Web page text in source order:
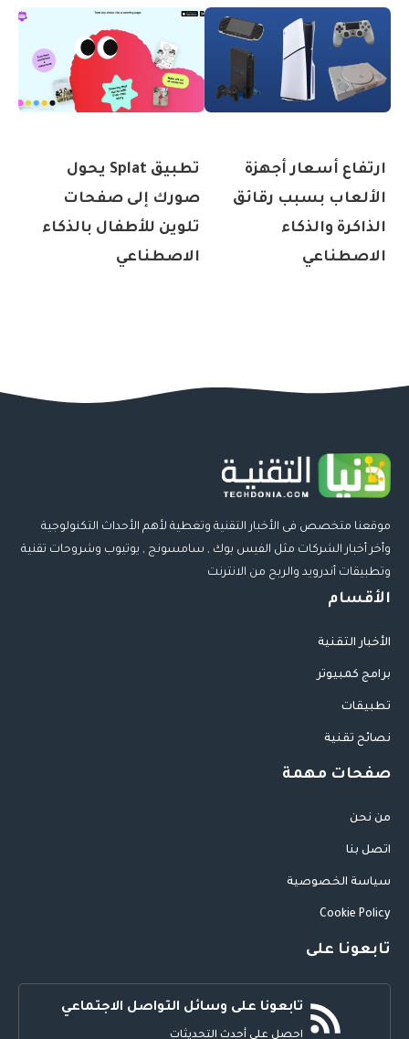
ارتفاع أسعار أجهزة
الألعاب بسبب رقائق
الذاكرة والذكاء
الاصطناعي
تطبيق Splat يحول
صورك إلى صفحات
تلوين للأطفال بالذكاء
الاصطناعي
موقعنا متخصص فى الأخبار التقنية وتغطية لأهم الأحداث التكنولوجية
وأخر أخبار الشركات مثل الفيس بوك , سامسونج , يوتيوب وشروحات تقنية
وتطبيقات أندرويد والربح من الانترنت
الأقسام
الأخبار التقنية
برامج كمبيوتر
تطبيقات
نصائح تقنية
صفحات مهمة
من نحن
اتصل بنا
سياسة الخصوصية
Cookie Policy
تابعونا على
تابعونا على وسائل التواصل الاجتماعي
احصل على أحدث التحديثات